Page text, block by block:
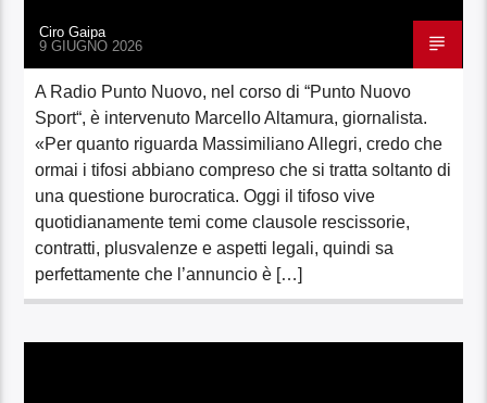
Ciro Gaipa
9 GIUGNO 2026
A Radio Punto Nuovo, nel corso di “Punto Nuovo
Sport“, è intervenuto Marcello Altamura, giornalista.
«Per quanto riguarda Massimiliano Allegri, credo che
ormai i tifosi abbiano compreso che si tratta soltanto di
una questione burocratica. Oggi il tifoso vive
quotidianamente temi come clausole rescissorie,
contratti, plusvalenze e aspetti legali, quindi sa
perfettamente che l’annuncio è […]